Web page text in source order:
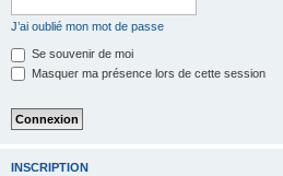
J’ai oublié mon mot de passe
Se souvenir de moi
Masquer ma présence lors de cette session
INSCRIPTION